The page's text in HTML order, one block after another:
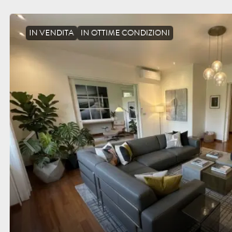
IN VENDITA IN OTTIME CONDIZIONI